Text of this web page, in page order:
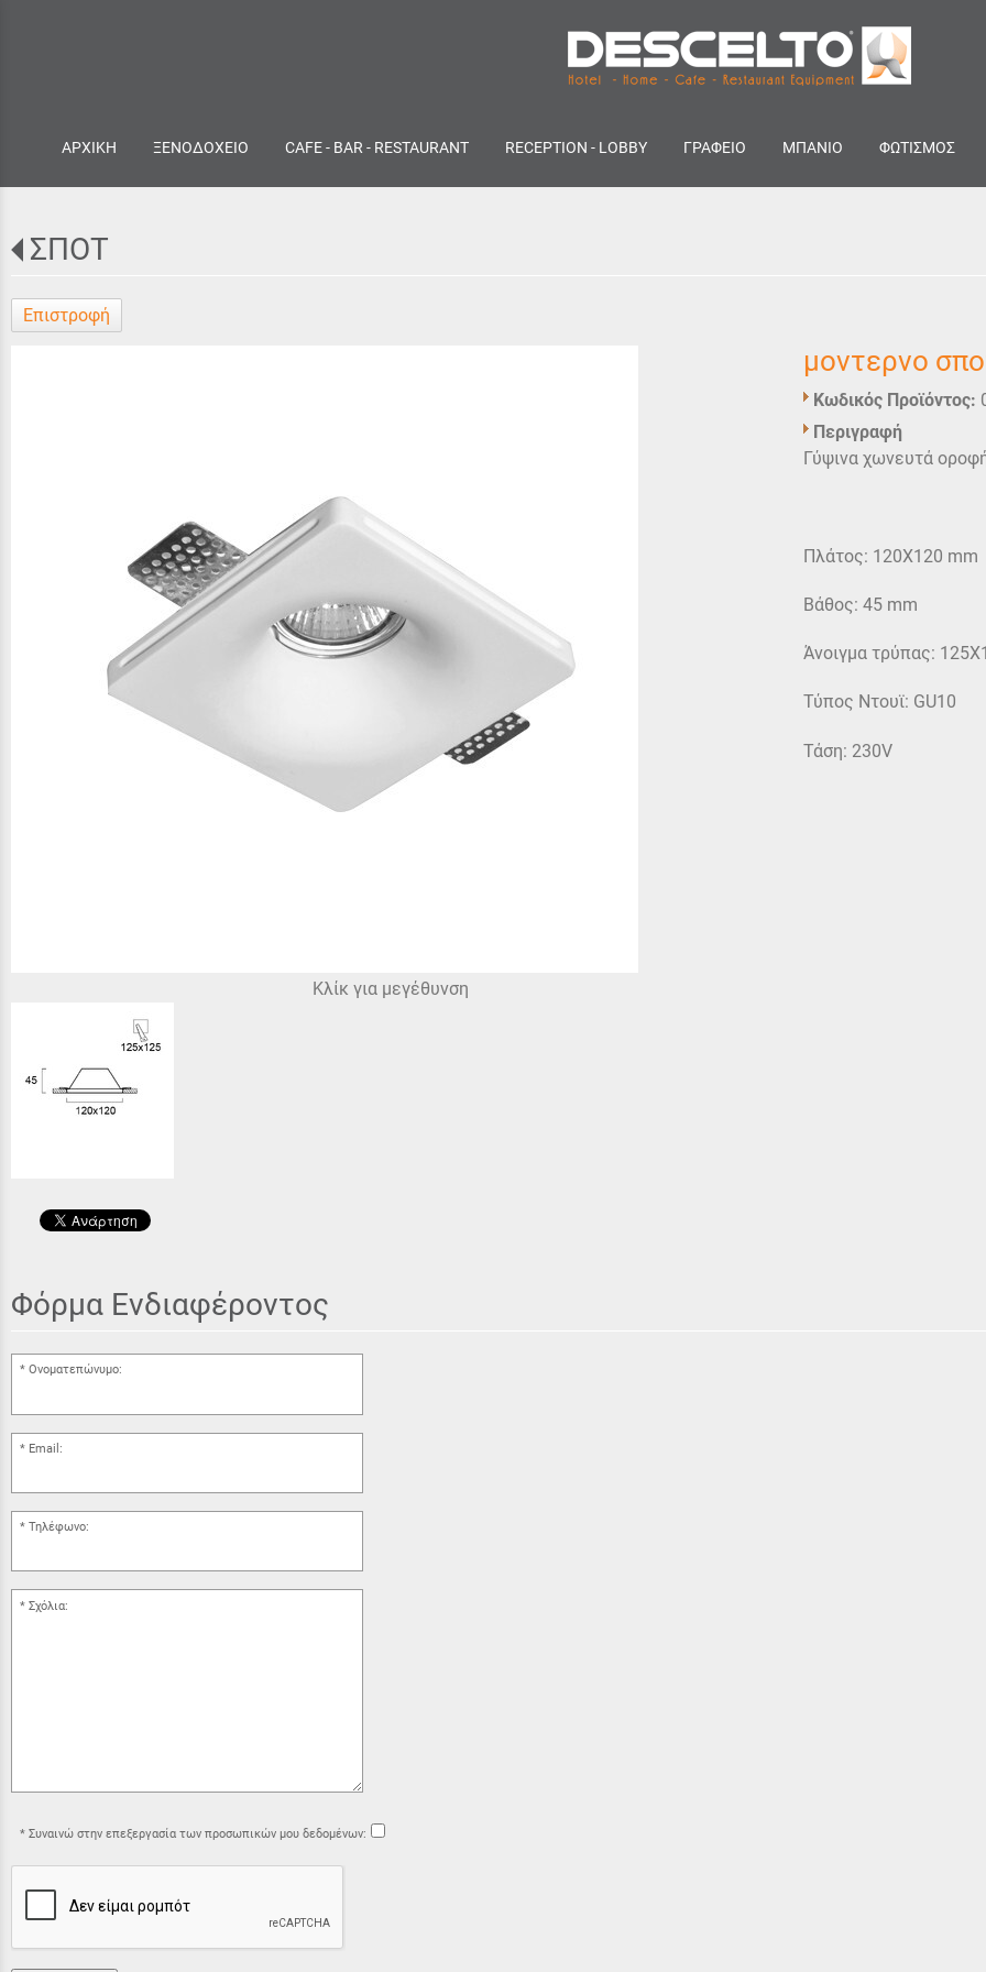
ΑΡΧΙΚΗ ΞΕΝΟΔΟΧΕΙΟ CAFE - BAR - RESTAURANT RECEPTION - LOBBY ΓΡΑΦΕΙΟ ΜΠΑΝΙΟ ΦΩΤΙΣΜΟΣ
ΣΠΟΤ
Επιστροφή
Κλίκ για μεγέθυνση
μοντερνο
Κωδικός Προϊόντος:
Περιγραφή
Γύψινα χωνευτά
Πλάτος: 120X120 mm
Βάθος: 45 mm
Άνοιγμα τρύπας:
Τύπος Ντουϊ: GU10
Τάση: 230V
Φόρμα Ενδιαφέροντος
Ονοματεπώνυμο:
Email:
Τηλέφωνο:
Σχόλια:
Συναινώ στην επεξεργασία των προσωπικών μου δεδομένων: